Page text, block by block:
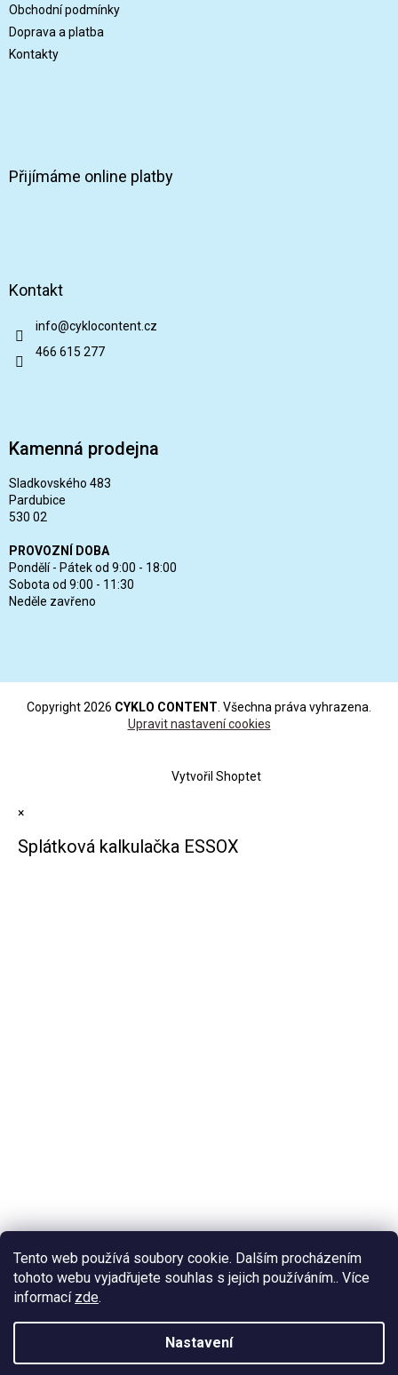
Tento web používá soubory cookie. Dalším procházením
tohoto webu vyjadřujete souhlas s jejich používáním.. Více
informací zde.
Nastavení
Obchodní podmínky
Doprava a platba
Kontakty
Přijímáme online platby
Kontakt
info@cyklocontent.cz
466 615 277
Kamenná prodejna
Sladkovského 483
Pardubice
530 02
PROVOZNÍ DOBA
Pondělí - Pátek od 9:00 - 18:00
Sobota od 9:00 - 11:30
Neděle zavřeno
Vytvořil Shoptet
Copyright 2026 CYKLO CONTENT . Všechna práva vyhrazena.
Upravit nastavení cookies
×
Splátková kalkulačka ESSOX